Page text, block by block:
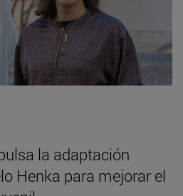
la adaptación
Henka para mejorar el